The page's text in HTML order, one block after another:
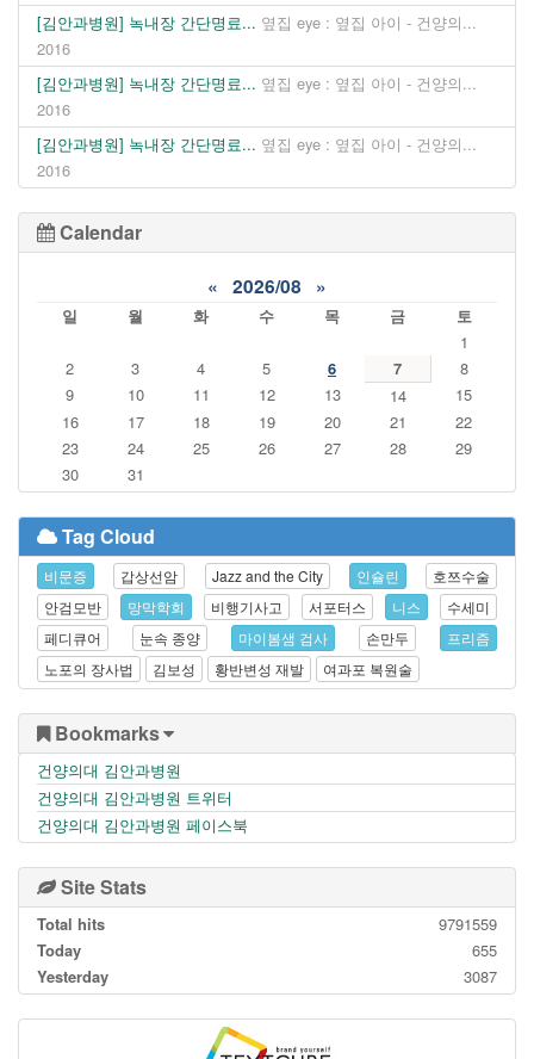
[김안과병원] 녹내장 간단명료... 옆집 eye : 옆집 아이 - 건양의...
2016
[김안과병원] 녹내장 간단명료... 옆집 eye : 옆집 아이 - 건양의...
2016
[김안과병원] 녹내장 간단명료... 옆집 eye : 옆집 아이 - 건양의...
2016
Calendar
« 2026/08 »
일 월 화 수 목 금
토
1
2
3 4 5 6 7
8
9
10 11 12 13 14
15
16
17 18 19 20 21
22
23
24 25 26 27 28
29
30
31
Tag Cloud
비문증 갑상선암 Jazz and the City 인슐린
호쯔수술
안검모반
망막학회 비행기사고 서포터스 니스
수세미
페디큐어
눈속 종양 마이봄샘 검사 손만두
프리즘
노포의 장사법
김보성 황반변성 재발 여과포 복원술
Bookmarks
건양의대 김안과병원
건양의대 김안과병원 트위터
건양의대 김안과병원 페이스북
Site Stats
Total hits
9791559
Today
655
Yesterday
3087